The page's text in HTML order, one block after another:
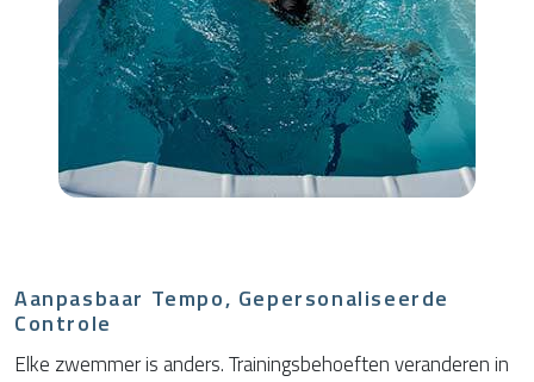
Aanpasbaar Tempo, Gepersonaliseerde
Controle
Elke zwemmer is anders. Trainingsbehoeften veranderen in